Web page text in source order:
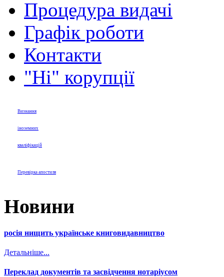
Процедура видачі
Графік роботи
Контакти
"Ні" корупції
Визнання
іноземних
кваліфікацій
Перевірка апостиля
Новини
росія нищить українське книговидавництво
Детальніше...
Переклад документів та засвідчення нотаріусом